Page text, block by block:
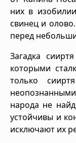
них в
свинец и
перед
Загадка
которыми
только
народа не
устойчивы и
исключают их